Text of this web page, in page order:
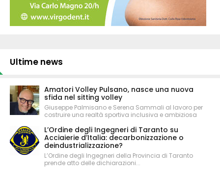
Ultime news
Amatori Volley Pulsano, nasce una nuova
sfida nel sitting volley
Giuseppe Palmisano e Serena Sammali al lavoro per
costruire una realtà sportiva inclusiva e ambiziosa
L’Ordine degli Ingegneri di Taranto su
Acciaierie d’Italia: decarbonizzazione o
deindustrializzazione?
L’Ordine degli Ingegneri della Provincia di Taranto
prende atto delle dichiarazioni...